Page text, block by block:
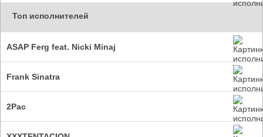
Топ исполнителей
ASAP Ferg feat. Nicki Minaj
Frank Sinatra
2Pac